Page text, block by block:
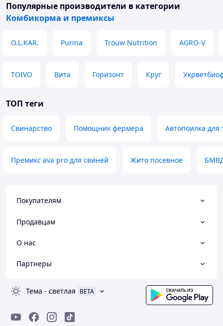
Популярные производители в категории
Комбикорма и премиксы
O.L.KAR. Purina Trouw Nutrition AGRO-V
TOIVO Вита Горизонт Круг
ТОП теги
Свинарство Помощник фермера Автопоилка для
Премикс ava pro для свиней Жито посевное
Покупателям
Продавцам
О нас
Партнеры
Тема - светлая BETA